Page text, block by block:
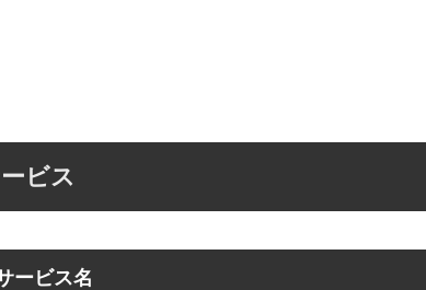
ビス
ービス名